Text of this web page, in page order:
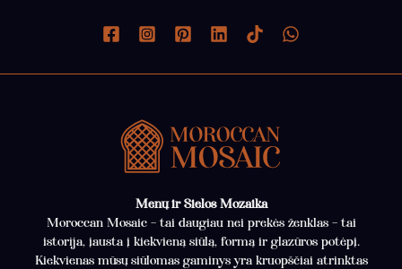
Menų ir Sielos Mozaika
Moroccan Mosaic – tai daugiau nei prekės ženklas – tai
istorija, įausta į kiekvieną siūlą, formą ir glazūros potėpį.
Kiekvienas mūsų siūlomas gaminys yra kruopščiai atrinktas